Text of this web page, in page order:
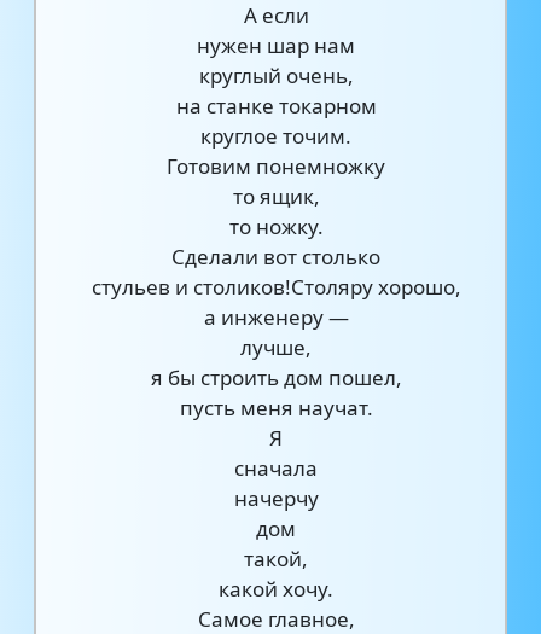
А если
нужен шар нам
круглый очень,
на станке токарном
круглое точим.
Готовим понемножку
то ящик,
то ножку.
Сделали вот столько
стульев и столиков!Столяру хорошо,
а инженеру —
лучше,
я бы строить дом пошел,
пусть меня научат.
Я
сначала
начерчу
дом
такой,
какой хочу.
Самое главное,